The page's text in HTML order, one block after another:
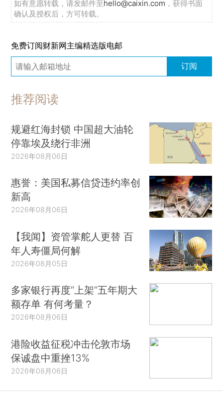
如有意愿转载，请发邮件至hello@caixin.com ，获得书面
确认及授权后，方可转载。
免费订阅财新网主编精选版电邮
订阅
推荐阅读
规避红海封锁 中国超大油轮
停靠埃及绕行非洲
2026年08月06日
惠誉：美国私募信贷违约率创
新高
2026年08月06日
【我闻】资管掌舵人更替 百
年人寿僵局何解
2026年08月05日
多家银行再度“上架”五年期大
额存单 有何考量？
2026年08月06日
港险收益征税冲击伦敦市场
保诚盘中重挫13%
2026年08月06日